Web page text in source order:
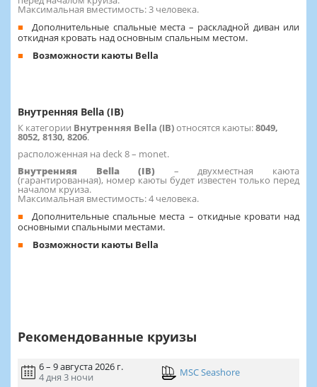
Максимальная вместимость: 3 человека.
Дополнительные спальные места – раскладной диван или
откидная кровать над основным спальным местом.
Возможности каюты Bella
Внутренняя Bella (IB)
К категории Внутренняя Bella (IB)относятся каюты:8049,
8052, 8130, 8206.
расположенная на deck 8 – monet.
Внутренняя Bella (IB) – двухместная каюта
(гарантированная), номер каюты будет известен только перед
началом круиза.
Максимальная вместимость: 4 человека.
Дополнительные спальные места – откидные кровати над
основными спальными местами.
Возможности каюты Bella
Рекомендованные круизы
6 – 9 августа 2026 г.
4 дня 3 ночи
MSC Seashore